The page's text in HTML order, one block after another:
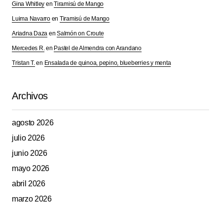
navegador para la próxima vez que comente.
Submit Comment
Gina Whitley enTiramisú de Mango
Luima Navarroen Tiramisú de Mango
Ariadna Daza enSalmón on Croute
Mercedes R.en Pastel de Almendra con Arandano
Tristan T.en Ensalada de quinoa, pepino, blueberries y menta
Archivos
agosto 2026
julio 2026
junio 2026
mayo 2026
abril 2026
marzo 2026